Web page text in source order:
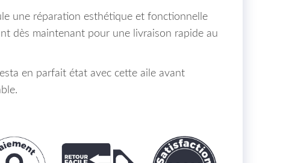
une réparation esthétique et fonctionnelle
dès maintenant pour une livraison rapide au
en parfait état avec cette aile avant